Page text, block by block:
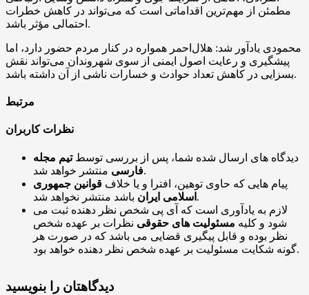
مطمئن از مهم‌ترین اقداماتی است که می‌تواند در کاهش خطرات
احتمالی مؤثر باشد.
محمودی یادآور شد: هلال‌احمر همواره در کنار مردم حضور دارد، اما
پیشگیری و رعایت اصول ایمنی از سوی شهروندان می‌تواند نقش
بسزایی در کاهش تعداد حوادث و خسارات ناشی از آن داشته باشد.
مرتبط
نظرات کاربران
دیدگاه های ارسال شده شما، پس از بررسی توسطتیم مجله
فارسیمنتشر خواهد شد.
پیام هایی که حاوی توهین، افترا و یا خلاف قوانین جمهوری
اسلامی ایران باشد منتشر نخواهد شد.
لازم به یادآوری است که آی پی شخص نظر دهنده ثبت می
شود و کلیه مسئولیت های حقوقی نظرات بر عهده شخص
نظر بوده و قابل پیگیری قضایی می باشد که در صورت هر
گونه شکایت مسئولیت بر عهده شخص نظر دهنده خواهد بود.
دیدگاهتان را بنویسید